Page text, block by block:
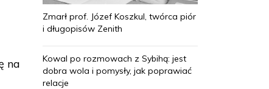
na
Zmarł prof. Józef Koszkul, twórca piór
i długopisów Zenith
Kowal po rozmowach z Sybihą: jest
dobra wola i pomysły, jak poprawiać
relacje